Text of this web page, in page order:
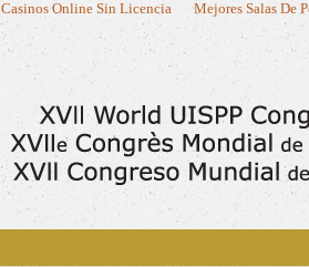
Casinos Online Sin Licencia Mejores Salas De